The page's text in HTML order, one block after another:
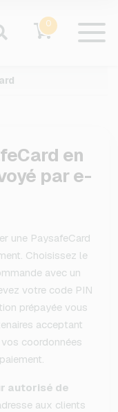
0
en
par e-
une PaysafeCard
Choisissez le
avec un
votre code PIN
prépayée vous
acceptant
coordonnées
autorisé de
aux clients